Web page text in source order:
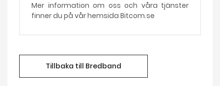
Mer information om oss och våra tjänster
finner du på vår hemsida Bitcom.se
Tillbaka till Bredband